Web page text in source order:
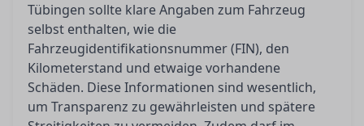
Tübingen sollte klare Angaben zum Fahrzeug
selbst enthalten, wie die
Fahrzeugidentifikationsnummer (FIN), den
Kilometerstand und etwaige vorhandene
Schäden. Diese Informationen sind wesentlich,
um Transparenz zu gewährleisten und spätere